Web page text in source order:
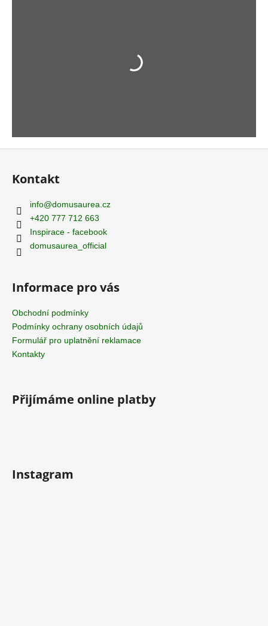
Kontakt
info@domusaurea.cz
+420 777 712 663
Inspirace - facebook
domusaurea_official
Informace pro vás
Obchodní podmínky
Podmínky ochrany osobních údajů
Formulář pro uplatnění reklamace
Kontakty
Přijímáme online platby
Instagram